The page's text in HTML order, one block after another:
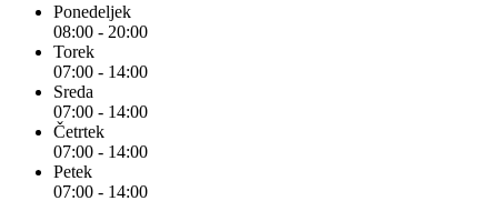
Ponedeljek
08:00 - 20:00
Torek
07:00 - 14:00
Sreda
07:00 - 14:00
Četrtek
07:00 - 14:00
Petek
07:00 - 14:00